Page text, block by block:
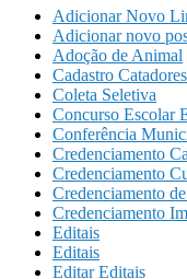
Adicionar Novo
Adicionar novo
Adoção de Animal
Cadastro Catadores
Coleta Seletiva
Concurso Escolar
Conferência
Credenciamento
Credenciamento
Credenciamento
Credenciamento
Editais
Editais
Editar Editais